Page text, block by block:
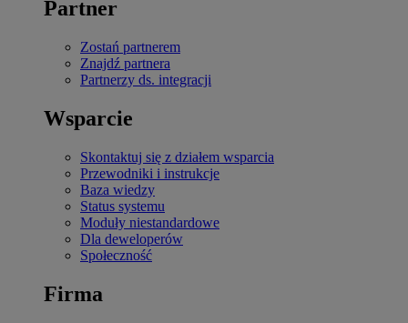
Partner
Zostań partnerem
Znajdź partnera
Partnerzy ds. integracji
Wsparcie
Skontaktuj się z działem wsparcia
Przewodniki i instrukcje
Baza wiedzy
Status systemu
Moduły niestandardowe
Dla deweloperów
Społeczność
Firma